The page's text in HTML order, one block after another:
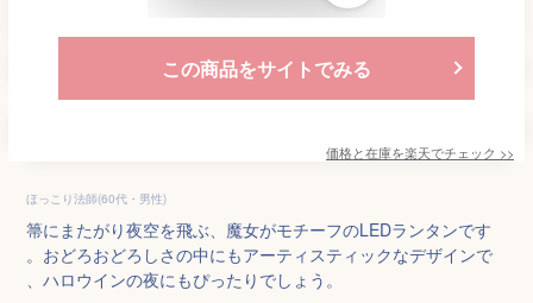
この商品をサイトでみる
価格と在庫を楽天でチェック >>
ほっこり法師(60代・男性)
箒にまたがり夜空を飛ぶ、魔女がモチーフのLEDランタンです
。おどろおどろしさの中にもアーティスティックなデザインで
、ハロウインの夜にもぴったりでしょう。